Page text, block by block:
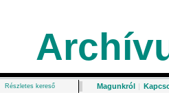
Részletes kereső Magunkról |